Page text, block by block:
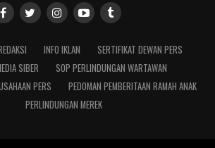
INFO IKLAN
SERTIFIKAT DEWAN PERS
SIBER
SOP PERLINDUNGAN WARTAWAN
PERS
PEDOMAN PEMBERITAAN RAMAH ANAK
PERLINDUNGAN MEREK